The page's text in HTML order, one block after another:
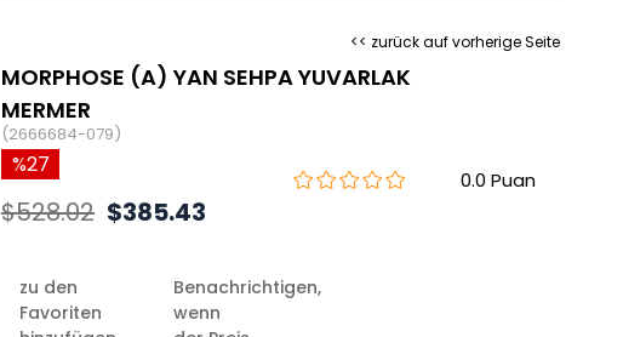
<< zurück auf vorherige Seite
MORPHOSE (A) YAN SEHPA YUVARLAK
MERMER
(2666684-079)
0.0
27
$528.02 $385.43
zu den
Favoriten
Benachrichtigen,
wenn